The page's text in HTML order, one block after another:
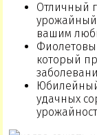
Отличный
урожайный
вашим
который
удачных